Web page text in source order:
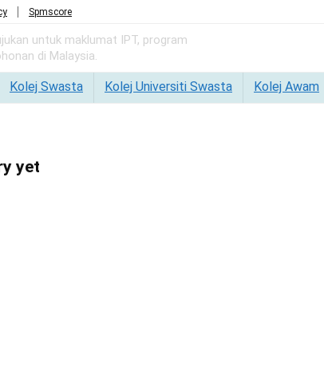
Spmscore
untuk maklumat IPT, program
di Malaysia.
Kolej Swasta Kolej Universiti Swasta Kolej Awam
yet